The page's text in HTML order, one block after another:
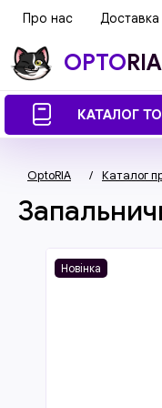
Про нас Доставка
OPTORIA
КАТАЛОГ
OptoRIA / Каталог
Новінка